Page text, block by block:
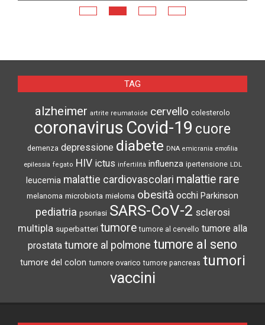
TAG
alzheimer artrite reumatoide cervello colesterolo
coronavirus Covid-19 cuore
demenza depressione diabete DNA emicrania emofilia
epilessia fegato HIV ictus infertilità influenza ipertensione LDL
leucemia malattie cardiovascolari malattie rare
melanoma microbiota mieloma obesità occhi Parkinson
pediatria psoriasi SARS-CoV-2 sclerosi
multipla superbatteri tumore tumore al cervello tumore alla
prostata tumore al polmone tumore al seno
tumore del colon tumore ovarico tumore pancreas tumori
vaccini